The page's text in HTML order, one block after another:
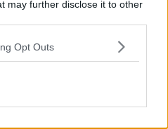
may further disclose it to other
Opt Outs
2025